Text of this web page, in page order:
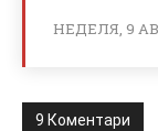
НЕДЕЛЯ, 9
9 Коментари